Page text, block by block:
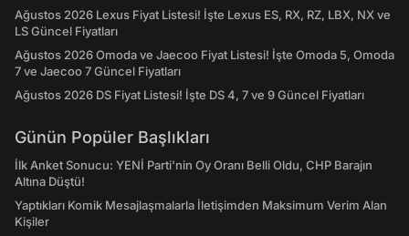
Ağustos 2026 Lexus Fiyat Listesi! İşte Lexus ES, RX, RZ, LBX, NX ve
LS Güncel Fiyatları
Ağustos 2026 Omoda ve Jaecoo Fiyat Listesi! İşte Omoda 5, Omoda
7 ve Jaecoo 7 Güncel Fiyatları
Ağustos 2026 DS Fiyat Listesi! İşte DS 4, 7 ve 9 Güncel Fiyatları
Günün Popüler Başlıkları
İlk Anket Sonucu: YENİ Parti'nin Oy Oranı Belli Oldu, CHP Barajın
Altına Düştü!
Yaptıkları Komik Mesajlaşmalarla İletişimden Maksimum Verim Alan
Kişiler